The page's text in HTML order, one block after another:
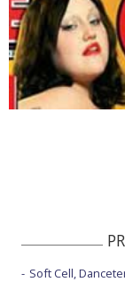
Soft Cell,